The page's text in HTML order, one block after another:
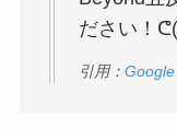
ださい！
引用：